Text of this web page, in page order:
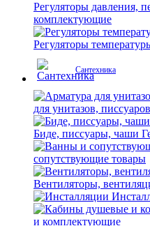
Регуляторы давления,
комплектующие
Регуляторы
Сантехника
для унитазов,
Биде, писсуары, чаши
сопутствующие товары
Вентиляторы,
и комплектующие